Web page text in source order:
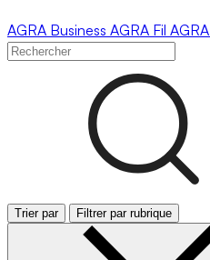
AGRA Business AGRA Fil AGRA
Trier par Filtrer par rubrique